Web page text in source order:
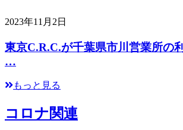
2023年11月2日
東京C.R.C.が千葉県市川営業所の
…
もっと見る
コロナ関連